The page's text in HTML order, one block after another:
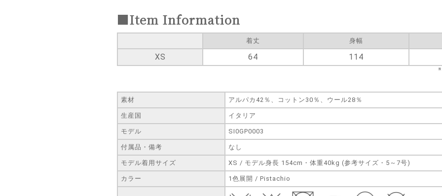
■Item Information
着丈 身幅
XS 64 114
素材 アルパカ42％、コットン30％、ウール28％
生産国 イタリア
モデル SI0GP0003
付属品・備考 なし
モデル着用サイズ XS / モデル身長 154cm・体重40kg (参考サイズ・5～7号)
カラー 1色展開 / Pistachio